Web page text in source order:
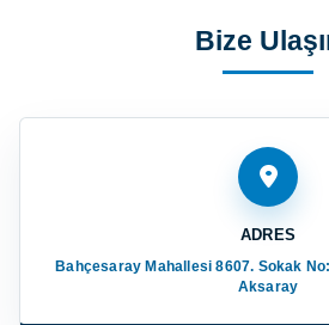
Bize
ADRES
Bahçesaray Mahallesi 8607. Sokak
Aksaray